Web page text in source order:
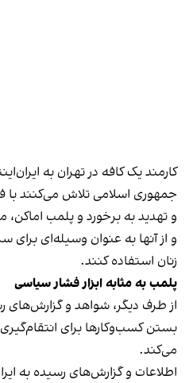
کارمند یک کافه در تهران به
جمهوری اسلامی تلاش می‌کنند با
و تهدید به برخورد و پلمب اماکن،
و از آنها به عنوان وسیله‌ای
زنان استفاده کنند.
پلمب به مثابه ابزار فشار سیاسی
از طرف دیگر، شواهد و
بستن کسب‌وکارها برای
می‌کند.
اطلاعات و گزارش‌های رسیده به